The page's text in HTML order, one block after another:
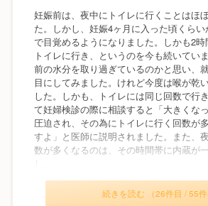
妊娠前は、夜中にトイレに行くことはほ
た。しかし、妊娠4ヶ月に入った頃くら
で目覚めるようになりました。しかも2
トイレに行き、というのを今も続いてい
前の水分を取り過ぎているのかと思い、
目にしてみました。けれど今度は喉が乾
した。しかも、トイレには同じ回数で行
て妊婦検診の際に相談すると「大きくな
圧迫され、その為にトイレに行く回数が
すよ」と医師に説明されました。また、
数が多くなるのは、その時間帯に内蔵が
し...
続きを読む （26件目 / 55件